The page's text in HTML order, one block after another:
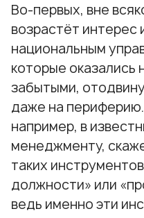
Во-первых, вне
возрастёт интерес
национальным
которые оказались
забытыми,
даже на
например, в
менеджменту,
таких
должности» или
ведь именно эти